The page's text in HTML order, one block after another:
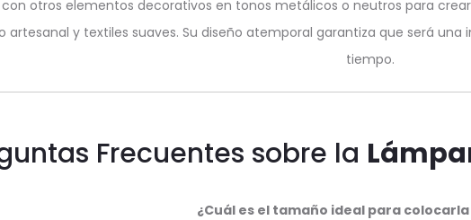
otros elementos decorativos en tonos metálicos o neutros para
artesanal y textiles suaves. Su diseño atemporal garantiza que será
tiempo.
Frecuentes sobre la
¿Cuál es el tamaño ideal para